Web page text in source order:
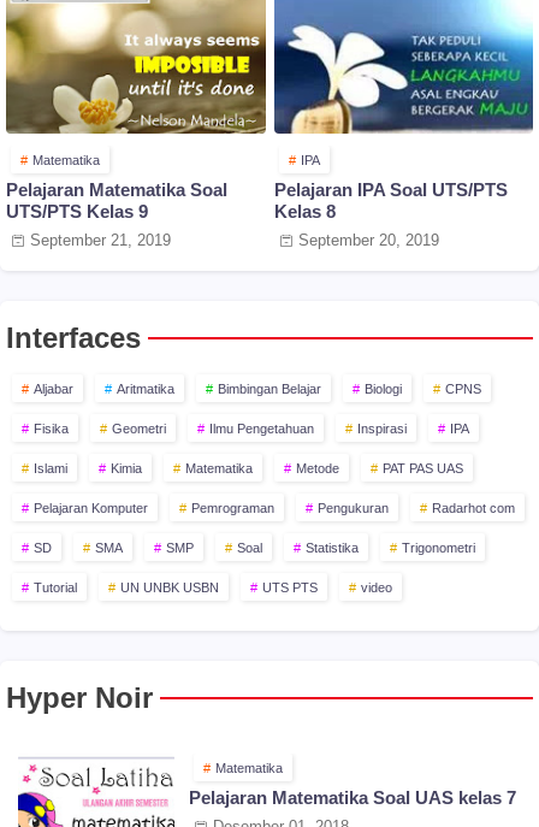
Matematika
Pelajaran Matematika Soal
UTS/PTS Kelas 9
September 21, 2019
IPA
Pelajaran IPA Soal UTS/PTS
Kelas 8
September 20, 2019
Interfaces
Aljabar Aritmatika Bimbingan Belajar Biologi CPNS
Fisika Geometri Ilmu Pengetahuan Inspirasi IPA
Islami Kimia Matematika Metode PAT PAS UAS
Pelajaran Komputer Pemrograman Pengukuran Radarhot com
SD SMA SMP Soal Statistika Trigonometri
Tutorial UN UNBK USBN UTS PTS video
Hyper Noir
Matematika
Pelajaran Matematika Soal UAS kelas 7